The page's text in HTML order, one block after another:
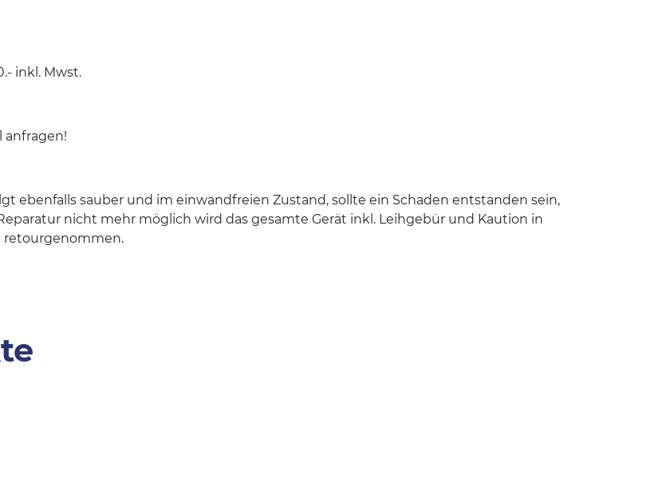
inkl. Mwst.
anfragen!
ebenfalls sauber und im einwandfreien Zustand, sollte ein Schaden entstanden sein,
nicht mehr möglich wird das gesamte Gerät inkl. Leihgebür und Kaution in
retourgenommen.